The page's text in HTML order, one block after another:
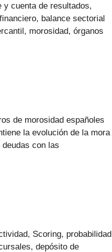
y cuenta de resultados,
balance sectorial
morosidad, órganos
de morosidad españoles
la evolución de la mora
con las
Scoring, probabilidad
depósito de